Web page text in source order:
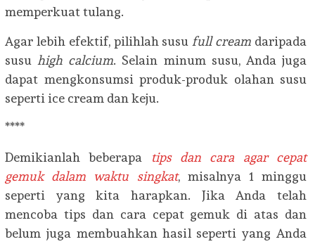
memperkuat tulang.
Agar lebih efektif, pilihlah susu full cream daripada
susu high calcium. Selain minum susu, Anda juga
dapat mengkonsumsi produk-produk olahan susu
seperti ice cream dan keju.
****
Demikianlah beberapa
tips dan cara agar cepat
gemuk dalam waktu singkat, misalnya 1 minggu
seperti yang kita harapkan. Jika Anda telah
mencoba tips dan cara cepat gemuk di atas dan
belum juga membuahkan hasil seperti yang Anda